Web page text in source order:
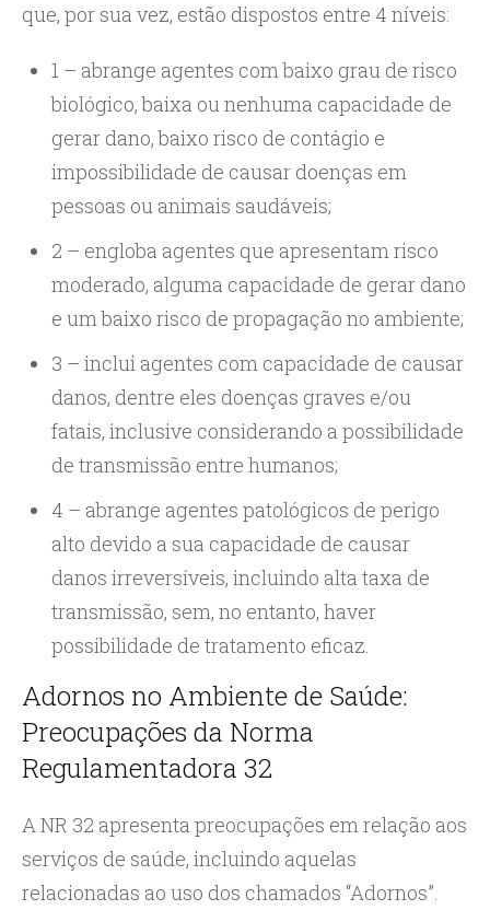
que, por sua vez, estão dispostos entre 4 níveis:
1 – abrange agentes com baixo grau de risco
biológico, baixa ou nenhuma capacidade de
gerar dano, baixo risco de contágio e
impossibilidade de causar doenças em
pessoas ou animais saudáveis;
2 – engloba agentes que apresentam risco
moderado, alguma capacidade de gerar dano
e um baixo risco de propagação no ambiente;
3 – inclui agentes com capacidade de causar
danos, dentre eles doenças graves e/ou
fatais, inclusive considerando a possibilidade
de transmissão entre humanos;
4 – abrange agentes patológicos de perigo
alto devido a sua capacidade de causar
danos irreversíveis, incluindo alta taxa de
transmissão, sem, no entanto, haver
possibilidade de tratamento eficaz.
Adornos no Ambiente de Saúde:
Preocupações da Norma
Regulamentadora 32
A NR 32 apresenta preocupações em relação aos
serviços de saúde, incluindo aquelas
relacionadas ao uso dos chamados “Adornos”.